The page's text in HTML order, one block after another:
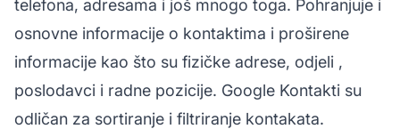
telefona, adresama i još mnogo toga. Pohranjuje i
osnovne informacije o kontaktima i proširene
informacije kao što su fizičke adrese, odjeli ,
poslodavci i radne pozicije. Google Kontakti su
odličan za sortiranje i filtriranje kontakata.